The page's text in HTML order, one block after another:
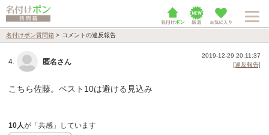
名付けポン質問箱 > コメントの違反報告
4. 匿名さん
2019-12-29 20:11:37
[違反報告]
こちら佐藤。ベスト10は避ける見込み
10人が「共感」しています